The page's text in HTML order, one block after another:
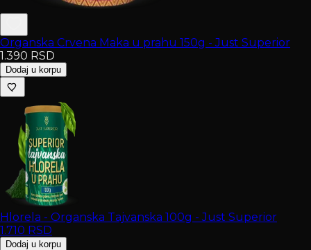
Organska Crvena Maka u prahu 150g - Just Superior
1.390 RSD
Dodaj u korpu
Hlorela - Organska Tajvanska 100g - Just Superior
1.710 RSD
Dodaj u korpu